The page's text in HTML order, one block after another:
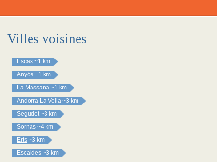
Villes voisines
Escàs ~1 km
Anyós ~1 km
La Massana ~1 km
Andorra La Vella ~3 km
Segudet ~3 km
Sornàs ~4 km
Erts ~3 km
Escaldes ~3 km